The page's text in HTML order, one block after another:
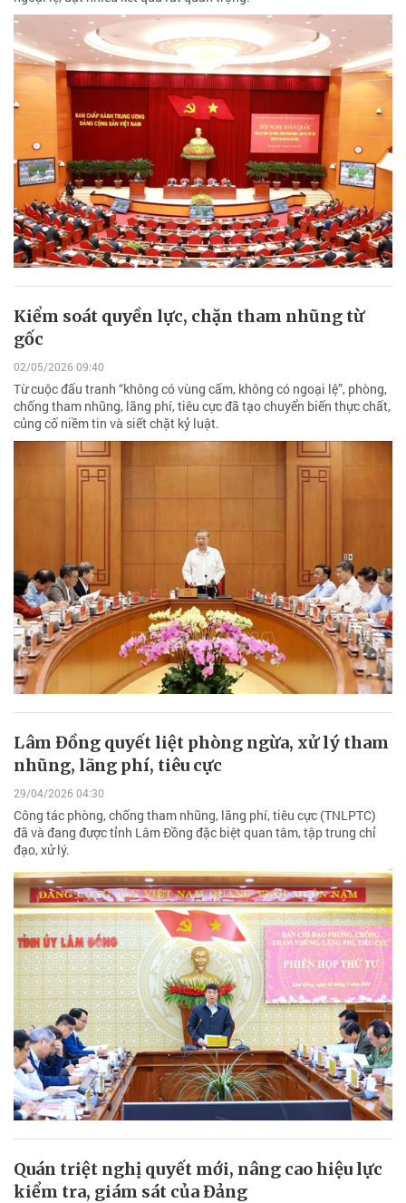
Kiểm soát quyền lực, chặn tham nhũng từ
gốc
02/05/2026 09:40
Từ cuộc đấu tranh “không có vùng cấm, không có ngoại lệ”, phòng,
chống tham nhũng, lãng phí, tiêu cực đã tạo chuyển biến thực chất,
củng cố niềm tin và siết chặt kỷ luật.
Lâm Đồng quyết liệt phòng ngừa, xử lý tham
nhũng, lãng phí, tiêu cực
29/04/2026 04:30
Công tác phòng, chống tham nhũng, lãng phí, tiêu cực (TNLPTC)
đã và đang được tỉnh Lâm Đồng đặc biệt quan tâm, tập trung chỉ
đạo, xử lý.
Quán triệt nghị quyết mới, nâng cao hiệu lực
kiểm tra, giám sát của Đảng